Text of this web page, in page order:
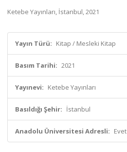
Ketebe Yayınları, İstanbul, 2021
Yayın Türü: Kitap / Mesleki Kitap
Basım Tarihi: 2021
Yayınevi: Ketebe Yayınları
Basıldığı Şehir: İstanbul
Anadolu Üniversitesi Adresli: Evet